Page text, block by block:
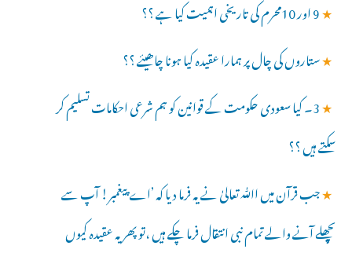
★9 اور 10محرم کی تاریخی اہمیت کیا ہے ؟؟
★ستاروں کی چال پر ہمارا عقیدہ کیا ہونا چاھیئے ؟؟
★ 3۔ کیا سعودی حکومت کے قوانین کو ہم شرعی احکامات تسلیم کر
سکتے ہیں ؟؟
★جب قرآن میں اﷲ تعالیٰ نے یہ فرما دیا کہ ’اے پیغمبر! آپ سے
پچھلے آنے والے تمام نبی انتقال فرما چکے ہیں ،تو پھر یہ عقیدہ کیوں